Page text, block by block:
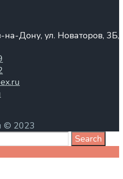
на-Дону, ул. Новаторов, 3Б,
© 2023
Search